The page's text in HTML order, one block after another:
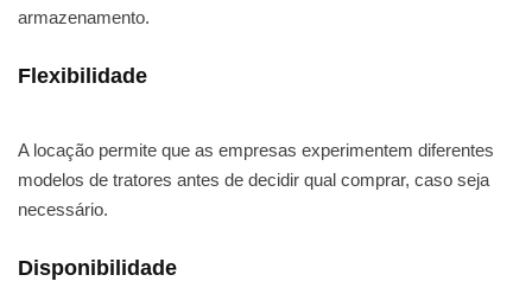
armazenamento.
Flexibilidade
A locação permite que as empresas experimentem diferentes
modelos de tratores antes de decidir qual comprar, caso seja
necessário.
Disponibilidade